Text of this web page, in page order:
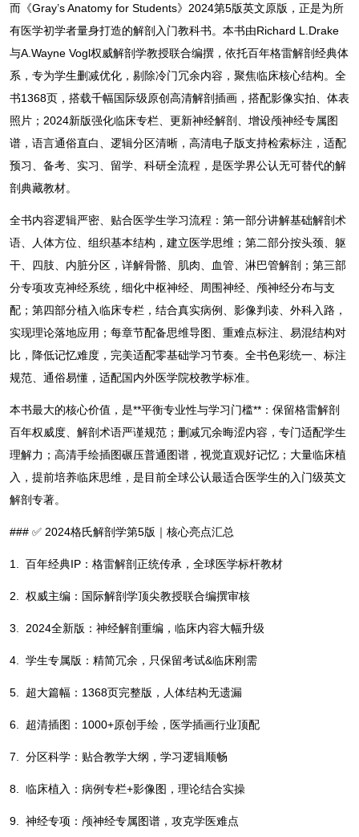
而《Gray’s Anatomy for Students》2024第5版英文原版，正是为所
有医学初学者量身打造的解剖入门教科书。本书由Richard L.Drake
与A.Wayne Vogl权威解剖学教授联合编撰，依托百年格雷解剖经典体
系，专为学生删减优化，剔除冷门冗余内容，聚焦临床核心结构。全
书1368页，搭载千幅国际级原创高清解剖插画，搭配影像实拍、体表
照片；2024新版强化临床专栏、更新神经解剖、增设颅神经专属图
谱，语言通俗直白、逻辑分区清晰，高清电子版支持检索标注，适配
预习、备考、实习、留学、科研全流程，是医学界公认无可替代的解
剖典藏教材。
全书内容逻辑严密、贴合医学生学习流程：第一部分讲解基础解剖术
语、人体方位、组织基本结构，建立医学思维；第二部分按头颈、躯
干、四肢、内脏分区，详解骨骼、肌肉、血管、淋巴管解剖；第三部
分专项攻克神经系统，细化中枢神经、周围神经、颅神经分布与支
配；第四部分植入临床专栏，结合真实病例、影像判读、外科入路，
实现理论落地应用；每章节配备思维导图、重难点标注、易混结构对
比，降低记忆难度，完美适配零基础学习节奏。全书色彩统一、标注
规范、通俗易懂，适配国内外医学院校教学标准。
本书最大的核心价值，是**平衡专业性与学习门槛**：保留格雷解剖
百年权威度、解剖术语严谨规范；删减冗余晦涩内容，专门适配学生
理解力；高清手绘插图碾压普通图谱，视觉直观好记忆；大量临床植
入，提前培养临床思维，是目前全球公认最适合医学生的入门级英文
解剖专著。
### ✅ 2024格氏解剖学第5版｜核心亮点汇总
1. 百年经典IP：格雷解剖正统传承，全球医学标杆教材
2. 权威主编：国际解剖学顶尖教授联合编撰审核
3. 2024全新版：神经解剖重编，临床内容大幅升级
4. 学生专属版：精简冗余，只保留考试&临床刚需
5. 超大篇幅：1368页完整版，人体结构无遗漏
6. 超清插图：1000+原创手绘，医学插画行业顶配
7. 分区科学：贴合教学大纲，学习逻辑顺畅
8. 临床植入：病例专栏+影像图，理论结合实操
9. 神经专项：颅神经专属图谱，攻克学医难点